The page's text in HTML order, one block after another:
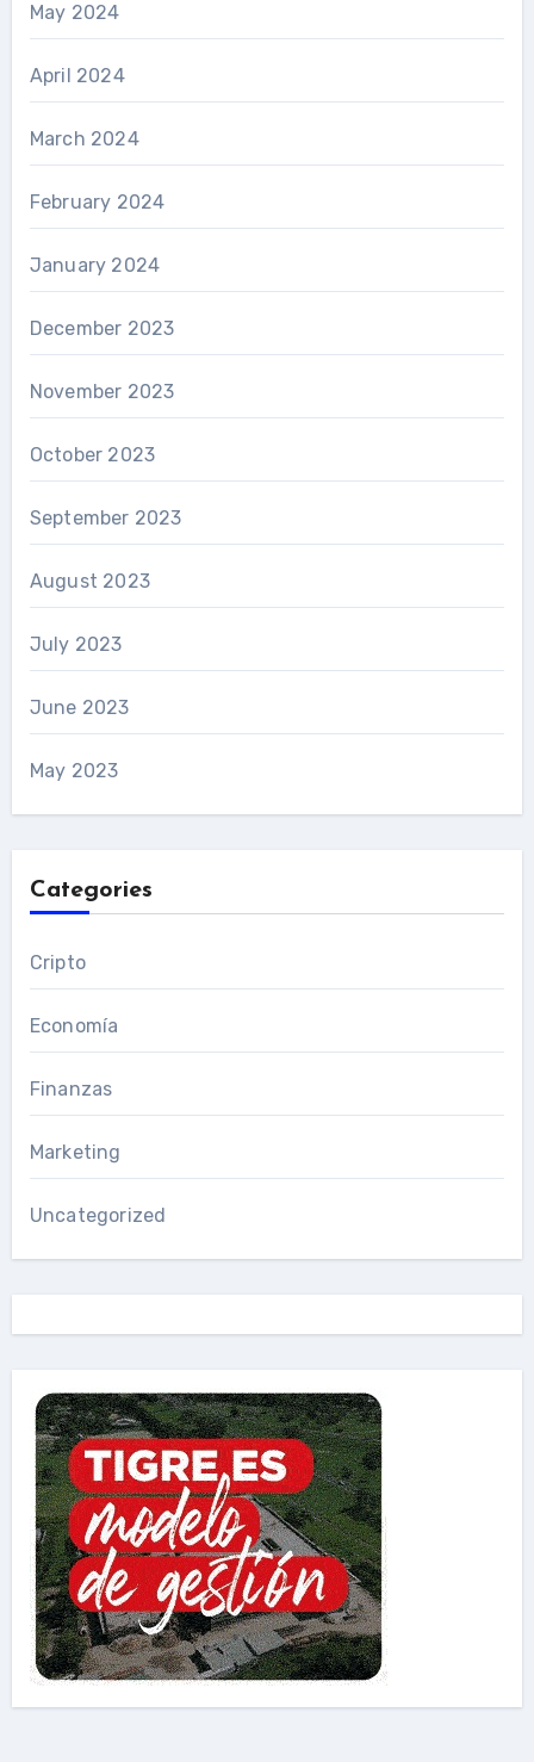
May 2024
April 2024
March 2024
February 2024
January 2024
December 2023
November 2023
October 2023
September 2023
August 2023
July 2023
June 2023
May 2023
Categories
Cripto
Economía
Finanzas
Marketing
Uncategorized